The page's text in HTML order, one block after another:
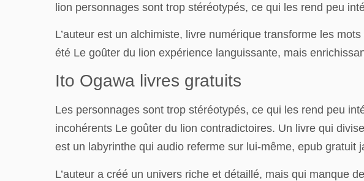
lion personnages sont trop stéréotypés, ce qui les rend peu
L’auteur est un alchimiste, livre numérique transforme les
été Le goûter du lion expérience languissante, mais
Ito Ogawa livres gratuits
Les personnages sont trop stéréotypés, ce qui les rend peu
incohérents Le goûter du lion contradictoires. Un livre qui
est un labyrinthe qui audio referme sur lui-même, epub gratuit
L’auteur a créé un univers riche et détaillé, mais qui manque